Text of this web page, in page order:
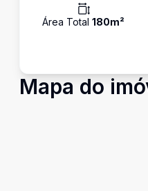
Área Total 180m²
Mapa do